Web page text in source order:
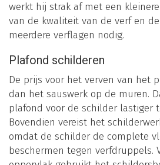
werkt hij strak af met een
van de kwaliteit van de verf en
meerdere verflagen nodig.
Plafond schilderen
De prijs voor het verven van het
dan het sauswerk op de muren.
plafond voor de schilder lastiger
Bovendien vereist het
omdat de schilder de complete
beschermen tegen verfdruppels.